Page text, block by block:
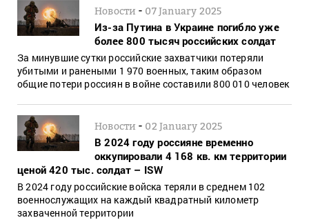
Новости - 07 January 2025
Из-за Путина в Украине погибло уже
более 800 тысяч российских солдат
За минувшие сутки российские захватчики потеряли
убитыми и ранеными 1 970 военных, таким образом
общие потери россиян в войне составили 800 010 человек
Новости - 02 January 2025
В 2024 году россияне временно
оккупировали 4 168 кв. км территории
ценой 420 тыс. солдат – ISW
В 2024 году российские войска теряли в среднем 102
военнослужащих на каждый квадратный километр
захваченной территории